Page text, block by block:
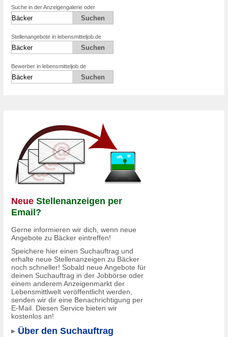
Suche in der Anzeigengalerie oder
Stellenangebote in lebensmitteljob.de
Bewerber in lebensmitteljob.de
Neue Stellenanzeigen per
Email?
Gerne informieren wir dich, wenn neue
Angebote zu Bäcker eintreffen!
Speichere hier einen Suchauftrag und
erhalte neue Stellenanzeigen zu Bäcker
noch schneller! Sobald neue Angebote für
deinen Suchauftrag in der Jobbörse oder
einem anderem Anzeigenmarkt der
Lebensmittlwelt veröffentlicht werden,
senden wir dir eine Benachrichtigung per
E-Mail. Diesen Service bieten wir
kostenlos an!
Über den Suchauftrag